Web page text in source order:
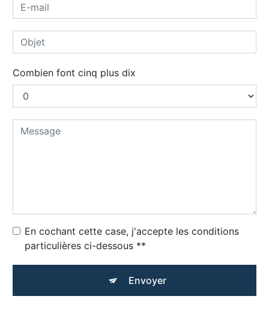
Combien font cinq plus dix
En cochant cette case, j'accepte les conditions
particulières ci-dessous **
Envoyer